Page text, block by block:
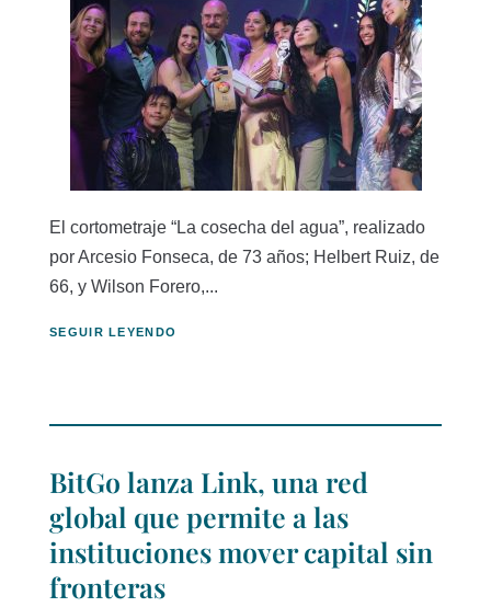
El cortometraje “La cosecha del agua”, realizado
por Arcesio Fonseca, de 73 años; Helbert Ruiz, de
66, y Wilson Forero,...
SEGUIR LEYENDO
BitGo lanza Link, una red
global que permite a las
instituciones mover capital sin
fronteras